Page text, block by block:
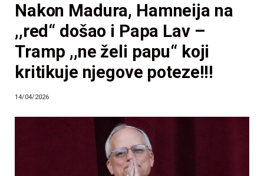
Nakon Madura, Hamneija na
,,red“ došao i Papa Lav –
Tramp ,,ne želi papu“ koji
kritikuje njegove poteze!!!
14/04/2026